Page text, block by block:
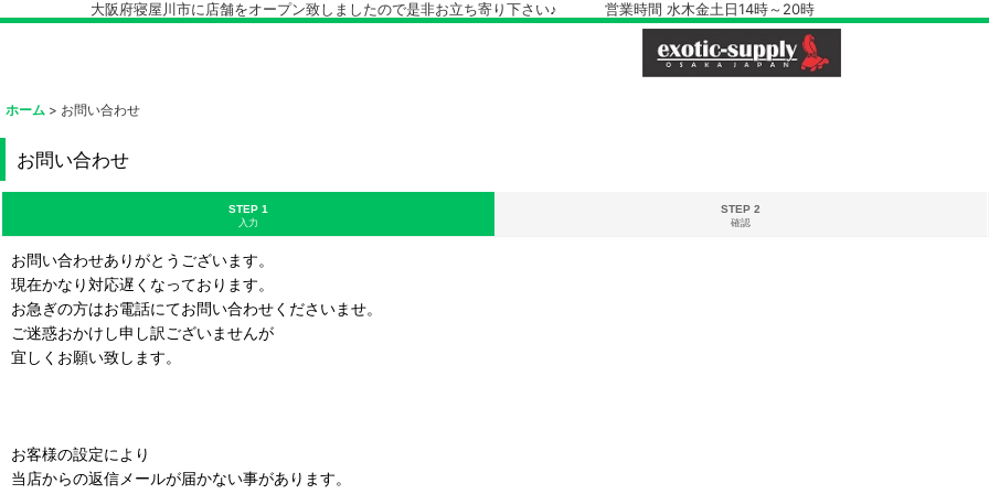
大阪府寝屋川市に店舗をオープン致しましたので是非お立ち寄り下さい♪ 営業時間 水木金土日14時～20時
ホーム > お問い合わせ
お問い合わせ
STEP 1
入力
STEP 2
確認
お問い合わせありがとうございます。
現在かなり対応遅くなっております。
お急ぎの方はお電話にてお問い合わせくださいませ。
ご迷惑おかけし申し訳ございませんが
宜しくお願い致します。
お客様の設定により
当店からの返信メールが届かない事があります。